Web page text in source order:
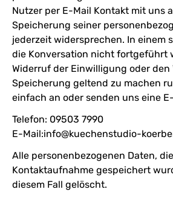
Nutzer per E-Mail Kontakt mit uns
Speicherung seiner
jederzeit widersprechen. In einem
die Konversation nicht fortgeführt
Widerruf der Einwilligung oder den
Speicherung geltend zu machen
einfach an oder senden uns eine
Telefon: 09503 7990
E-Mail:info@kuechenstudio-
Alle personenbezogenen Daten,
Kontaktaufnahme gespeichert
diesem Fall gelöscht.